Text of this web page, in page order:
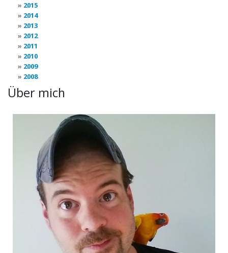
2015
2014
2013
2012
2011
2010
2009
2008
Über mich